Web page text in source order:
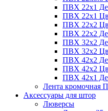
ПВХ 22x1
ПВХ 22x1
ПВХ 22x2
ПВХ 22x2
ПВХ 32x2
ПВХ 32x2
ПВХ 42x2
ПВХ 42x2
ПВХ 42x1
Лента кромочная
Аксессуары для штор
Люверсы